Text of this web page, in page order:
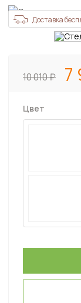
Доставка
10 010 7
Цвет